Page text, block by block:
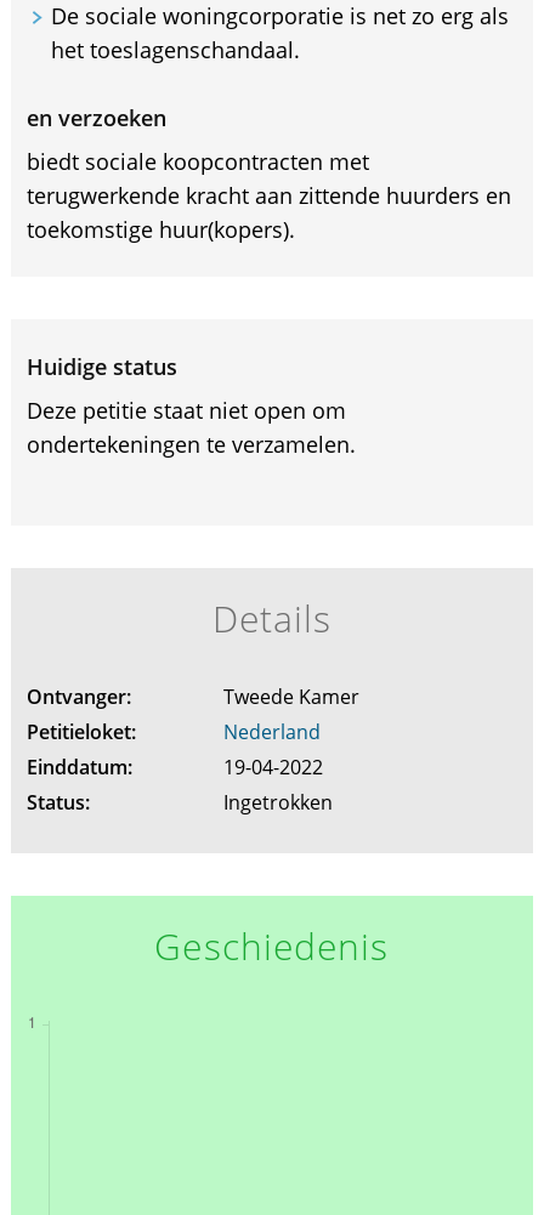
De sociale woningcorporatie is net zo erg als
het toeslagenschandaal.
en verzoeken
biedt sociale koopcontracten met
terugwerkende kracht aan zittende huurders en
toekomstige huur(kopers).
Huidige status
Deze petitie staat niet open om
ondertekeningen te verzamelen.
Details
Ontvanger:
Tweede Kamer
Petitieloket:
Nederland
Einddatum:
19-04-2022
Status:
Ingetrokken
Geschiedenis